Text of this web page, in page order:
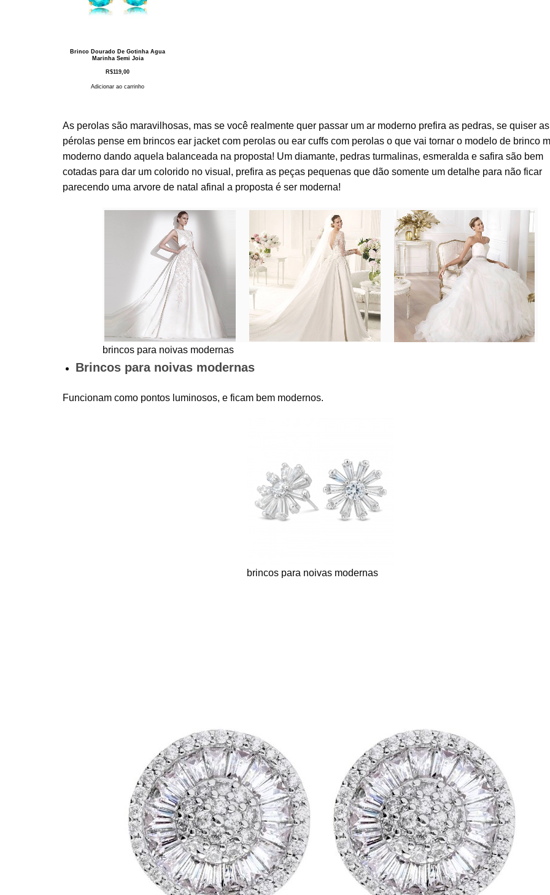
Brinco Dourado De Gotinha Agua
Marinha Semi Joia
R$119,00
Adicionar ao carrinho
As perolas são maravilhosas, mas se você realmente quer passar um ar moderno prefira as pedras, se quiser as
pérolas pense em brincos ear jacket com perolas ou ear cuffs com perolas o que vai tornar o modelo de brinco
moderno dando aquela balanceada na proposta! Um diamante, pedras turmalinas, esmeralda e safira são bem
cotadas para dar um colorido no visual, prefira as peças pequenas que dão somente um detalhe para não ficar
parecendo uma arvore de natal afinal a proposta é ser moderna!
brincos para noivas modernas
Brincos para noivas modernas
Funcionam como pontos luminosos, e ficam bem modernos.
brincos para noivas modernas